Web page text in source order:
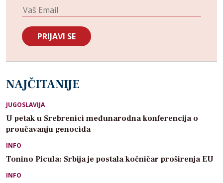
NAJČITANIJE
JUGOSLAVIJA
U petak u Srebrenici međunarodna konferencija o
proučavanju genocida
INFO
Tonino Picula: Srbija je postala kočničar proširenja EU
INFO